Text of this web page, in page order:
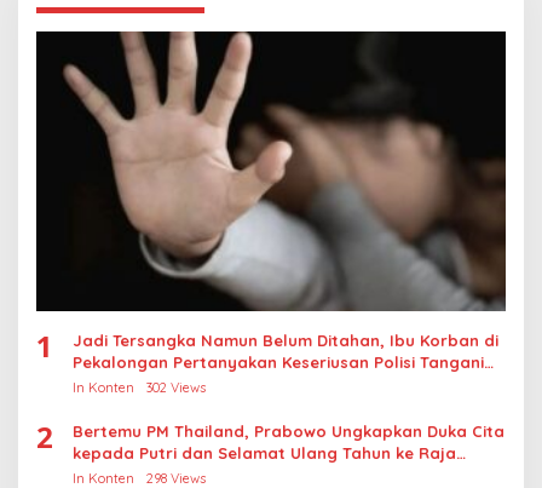
1
Jadi Tersangka Namun Belum Ditahan, Ibu Korban di
Pekalongan Pertanyakan Keseriusan Polisi Tangani
Kasus Rudapksa Sampai Anaknya Hamil
In Konten 302 Views
2
Bertemu PM Thailand, Prabowo Ungkapkan Duka Cita
kepada Putri dan Selamat Ulang Tahun ke Raja
Thailand
In Konten 298 Views